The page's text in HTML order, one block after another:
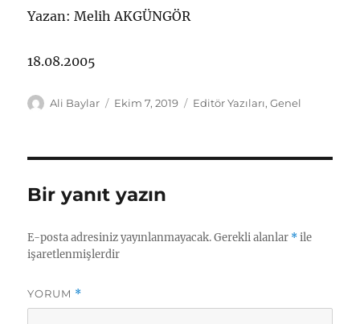
Yazan: Melih AKGÜNGÖR
18.08.2005
Yazar
Ali Baylar
Yayın
Ekim 7, 2019 Kategoriler
Editör Yazıları,Genel
Bir yanıt yazın
E-posta adresiniz yayınlanmayacak. Gerekli alanlar *ile
işaretlenmişlerdir
YORUM *